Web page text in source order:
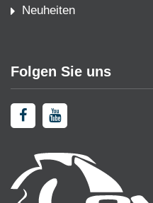
Neuheiten
Folgen Sie uns